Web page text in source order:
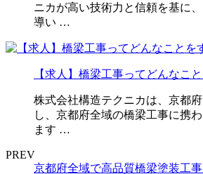
ニカが高い技術力と信頼を基に
導い …
【求人】橋梁工事ってどんなこ
株式会社構造テクニカは、京都
し、京都府全域の橋梁工事に携
ます …
PREV
京都府全域で高品質橋梁塗装工